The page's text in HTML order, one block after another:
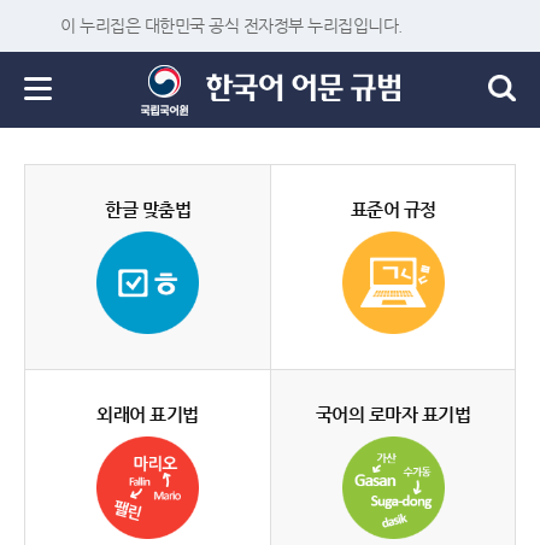
이 누리집은 대한민국 공식 전자정부 누리집입니다.
한글 맞춤법 표준어 규정
외래어 표기법 국어의 로마자 표기법